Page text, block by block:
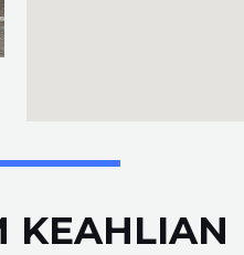
KEAHLIAN